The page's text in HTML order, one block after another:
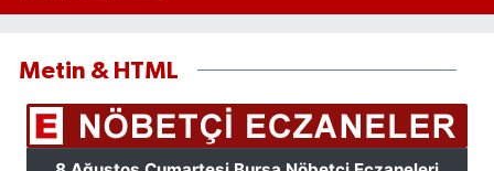
Metin & HTML